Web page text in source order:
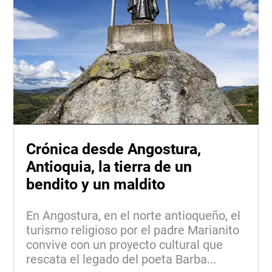
Crónica desde Angostura,
Antioquia, la tierra de un
bendito y un maldito
En Angostura, en el norte antioqueño, el
turismo religioso por el padre Marianito
convive con un proyecto cultural que
rescata el legado del poeta Barba...